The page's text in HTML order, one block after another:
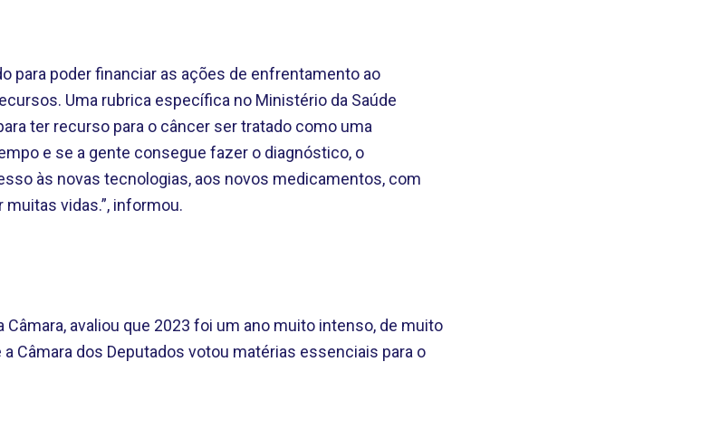
para poder financiar as ações de enfrentamento ao
Uma rubrica específica no Ministério da Saúde
ter recurso para o câncer ser tratado como uma
e se a gente consegue fazer o diagnóstico, o
às novas tecnologias, aos novos medicamentos, com
vidas.”, informou.
Câmara, avaliou que 2023 foi um ano muito intenso, de muito
Câmara dos Deputados votou matérias essenciais para o